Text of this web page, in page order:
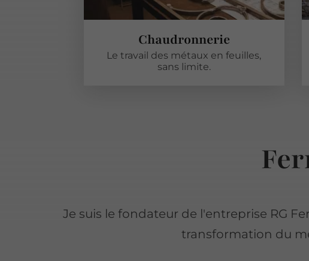
Chaudronnerie
Le travail des métaux en feuilles,
sans limite.
Je suis le fondateur de l'entreprise RG
transformation du